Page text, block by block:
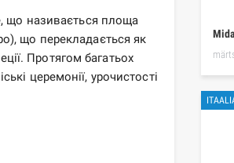
що називається площа
що перекладається як
Протягом багатьох
церемонії, урочистості